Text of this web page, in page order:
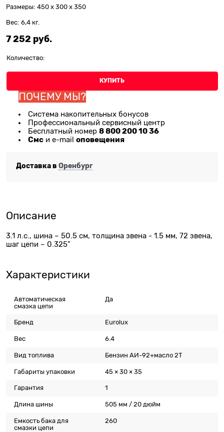
Размеры: 450 x 300 x 350
Вес: 6,4 кг.
7 252 руб.
Количество:
КУПИТЬ
ПОЧЕМУ МЫ?
Система накопительных бонусов
Профессиональный сервисный центр
Бесплатный номер 8 800 200 10 36
Смс и e-mail оповещения
Доставка в Оренбург
Описание
3.1 л.с., шина – 50.5 см, толщина звена - 1.5 мм, 72 звена,
шаг цепи – 0.325"
Характеристики
Автоматическая
смазка цепи
Да
Бренд Eurolux
Вес 6.4
Вид топлива Бензин АИ-92+масло 2T
Габариты упаковки 45 × 30 × 35
Гарантия 1
Длина шины 505 мм / 20 дюйм
Емкость бака для
смазки цепи
260